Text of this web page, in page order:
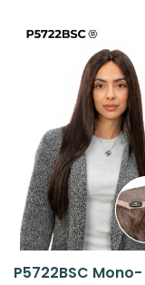
P5722BSC Mono-